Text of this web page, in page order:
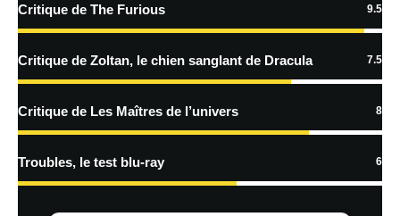
traitées
Critique de The Furious 9.5
Critique de Zoltan, le chien sanglant de Dracula 7.5
Critique de Les Maîtres de l’univers 8
Troubles, le test blu-ray 6